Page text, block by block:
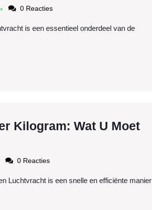
0 Reacties
is een essentieel onderdeel van de
Kilogram: Wat U Moet
0 Reacties
Luchtvracht is een snelle en efficiënte manier